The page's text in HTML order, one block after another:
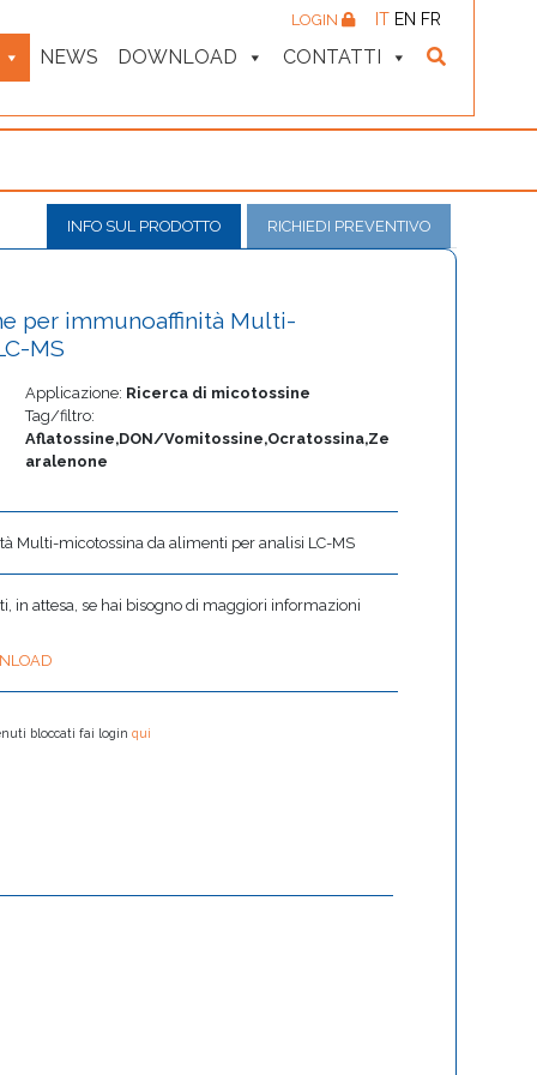
NEWS DOWNLOAD CONTATTI
LOGIN IT EN FR
INFO SUL PRODOTTO RICHIEDI PREVENTIVO
per immunoaffinità Multi-
MS
Applicazione: Ricerca di micotossine
Tag/filtro:
Aflatossine,DON/Vomitossine,Ocratossina,Ze
aralenone
Multi-micotossina da alimenti per analisi LC-MS
in attesa, se hai bisogno di maggiori informazioni
bloccati fai loginqui